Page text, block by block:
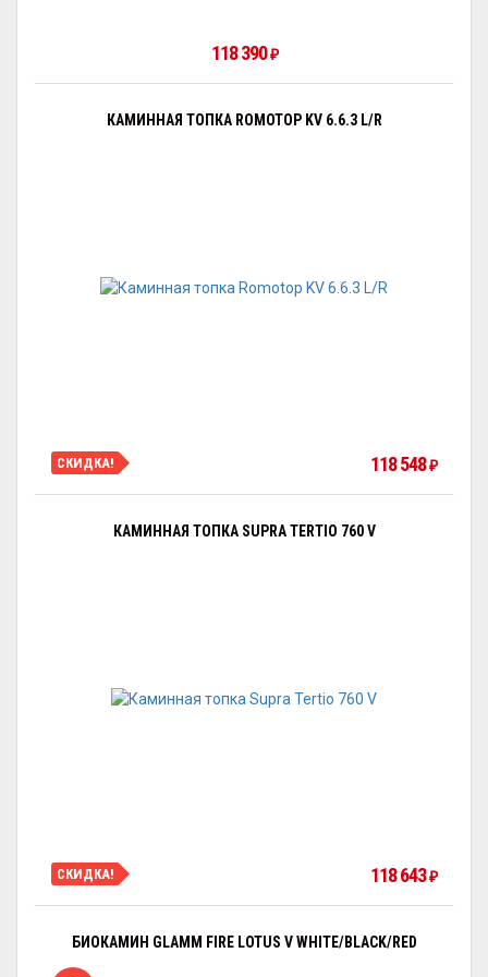
118 390 ₽
КАМИННАЯ ТОПКА ROMOTOP KV 6.6.3 L/R
СКИДКА! 118 548 ₽
КАМИННАЯ ТОПКА SUPRA TERTIO 760 V
СКИДКА! 118 643 ₽
БИОКАМИН GLAMM FIRE LOTUS V WHITE/BLACK/RED